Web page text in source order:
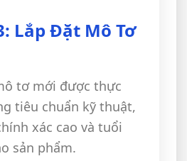
Lắp Đặt Mô Tơ
tơ mới được thực
tiêu chuẩn kỹ thuật,
xác cao và tuổi
sản phẩm.